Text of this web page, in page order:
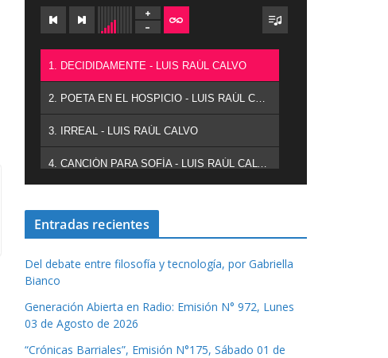
1. DECIDIDAMENTE - LUIS RAÚL CALVO
2. POETA EN EL HOSPICIO - LUIS RAÚL CALVO
3. IRREAL - LUIS RAÚL CALVO
Entradas recientes
Del debate entre filosofía y tecnología, por Gabriella
Bianco
Generación Abierta en Radio: Emisión N° 972, Lunes
03 de Agosto de 2026
“Crónicas Barriales”, Emisión N°175, Sábado 01 de